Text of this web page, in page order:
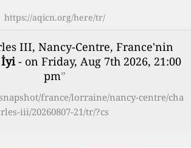
https://aqicn.org/here/tr/
III, Nancy-Centre, France'nin
İyi- on Friday, Aug 7th 2026, 21:00
pm”
france/lorraine/nancy-centre/cha
rles-iii/20260807-21/tr/?cs